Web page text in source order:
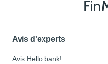
Avis d'experts
Avis Hello bank!